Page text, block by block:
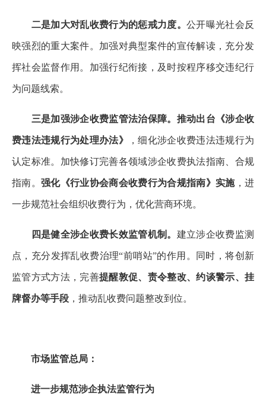
二是加大对乱收费行为的惩戒力度。公开曝光社会反
映强烈的重大案件。加强对典型案件的宣传解读，充分发
挥社会监督作用。加强行纪衔接，及时按程序移交违纪行
为问题线索。
三是加强涉企收费监管法治保障。推动出台《涉企收
费违法违规行为处理办法》 ，细化涉企收费违法违规行为
认定标准。加快修订完善各领域涉企收费执法指南、合规
指南。 强化《行业协会商会收费行为合规指南》实施，进
一步规范社会组织收费行为，优化营商环境。
四是健全涉企收费长效监管机制。 建立涉企收费监测
点，充分发挥乱收费治理“前哨站”的作用。同时，将创新
监管方式方法，完善提醒敦促、责令整改、约谈警示、挂
牌督办等手段 ，推动乱收费问题整改到位。
市场监管总局：
进一步规范涉企执法监管行为